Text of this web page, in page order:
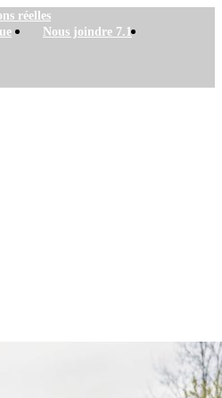
réelles
Nous joindre 7.1